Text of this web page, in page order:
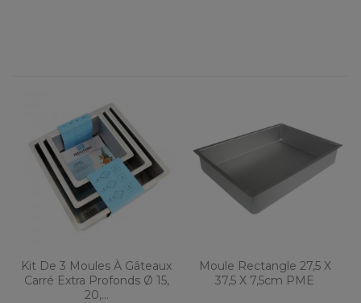
Kit De 3 Moules À Gâteaux
Carré Extra Profonds Ø 15,
20,...
Moule Rectangle 27,5 X
37,5 X 7,5cm PME